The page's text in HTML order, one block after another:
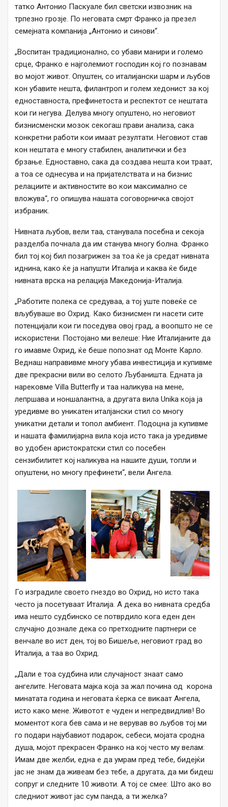
татко Антонио Паскуале бил светски извозник на
трпезно грозје. По неговата смрт Франко ја презел
семејната компанија „Антонио и синови“.
„Воспитан традиционално, со убави манири и големо
срце, Франко е најголемиот господин кој го познавам
во мојот живот. Опуштен, со италијански шарм и љубов
кон убавите нешта, филантроп и голем хедонист за кој
едноставноста, префинетоста и респектот се нештата
кои ги негува. Делува многу опуштено, но неговиот
бизнисменски мозок секогаш прави анализа, сака
конкретни работи кои имаат резултати. Неговиот став
кон нештата е многу стабилен, аналитички и без
брзање. Едноставно, сака да создава нешта кои траат,
а тоа се однесува и на пријателствата и на бизнис
релациите и активностите во кои максимално се
вложува“, го опишува нашата соговорничка својот
избраник.
Нивната љубов, вели таа, станувала посебна и секоја
разделба почнала да им станува многу болна. Франко
бил тој кој бил позагрижен за тоа ќе ја средат нивната
иднина, како ќе ја напушти Италија и каква ќе биде
нивната врска на релација Македонија-Италија.
„Работите полека се средуваа, а тој уште повеќе се
вљубуваше во Охрид. Како бизнисмен ги насети сите
потенцијали кои ги поседува овој град, а воопшто не се
искористени. Постојано ми велеше: Ние Италијаните да
го имавме Охрид, ќе беше попознат од Монте Карло.
Веднаш направивме многу убава инвестиција и купивме
две прекрасни вили во селото Љубаништа. Едната ја
нарековме Villa Butterfly и таа наликува на мене,
лепршава и ноншалантна, а другата вила Unika која ја
уредивме во уникатен италјански стил со многу
уникатни детали и топол амбиент. Подоцна ја купивме
и нашата фамилијарна вила која исто така ја уредивме
во удобен аристократски стил со посебен
сензибилитет кој наликува на нашите души, топли и
опуштени, но многу префинети“, вели Ангела.
Го изградиле своето гнездо во Охрид, но исто така
често ја посетуваат Италија. А дека во нивната средба
има нешто судбинско се потврдило кога еден ден
случајно дознале дека со претходните партнери се
венчале во ист ден, тој во Бишеље, неговиот град во
Италија, а таа во Охрид.
„Дали е тоа судбина или случајност знаат само
ангелите. Неговата мајка која за жал почина од корона
минатата година и неговата ќерка се викаат Ангела,
исто како мене. Животот е чуден и непредвидлив! Во
моментот кога бев сама и не верував во љубов тој ми
го подари најубавиот подарок, себеси, мојата сродна
душа, мојот прекрасен Франко на кој често му велам:
Имам две желби, една е да умрам пред тебе, бидејќи
јас не знам да живеам без тебе, а другата, да ми бидеш
сопруг и следните 10 животи. А тој се смее: Што ако во
следниот живот јас сум панда, а ти желка?